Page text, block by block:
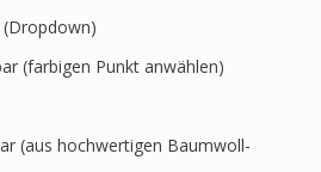
(farbigen Punkt anwählen)
(aus hochwertigen Baumwoll-